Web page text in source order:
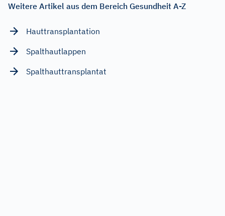
Weitere Artikel aus dem Bereich Gesundheit A-Z
Hauttransplantation
Spalthautlappen
Spalthauttransplantat